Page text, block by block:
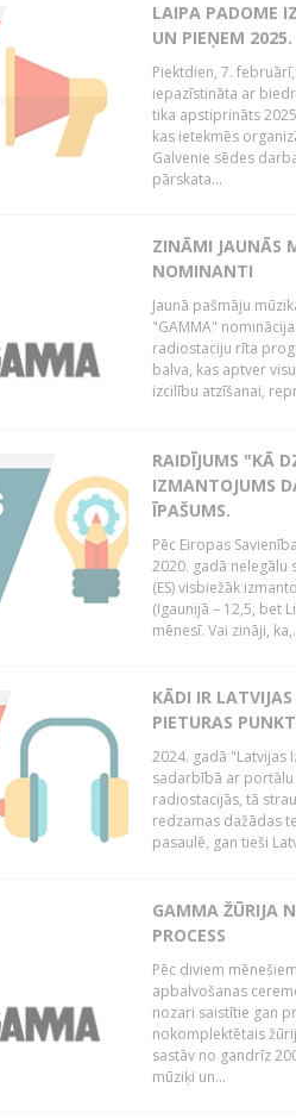
LAIPA PADOME
UN PIEŅEM
Piektdien, 7.
iepazīstināta ar
tika apstiprināts
kas ietekmēs
Galvenie sēdes
pārskata...
ZINĀMI JAUNĀS
NOMINANTI
Jaunā pašmāju
"GAMMA"
radiostaciju rīta
balva, kas aptver
izcilību atzīšanai,
RAIDĪJUMS "KĀ
IZMANTOJUMS
ĪPAŠUMS.
Pēc Eiropas
2020. gadā nelegālu
(ES) visbiežāk
(Igaunijā – 12,5, bet
mēnesī. Vai zināji,
KĀDI IR
PIETURAS
2024. gadā "Latvijas
sadarbībā ar portālu
radiostacijās, tā
redzamas dažādas
pasaulē, gan tieši
GAMMA ŽŪRIJA
PROCESS
Pēc diviem
apbalvošanas
nozari saistītie gan
nokomplektētais
sastāv no gandrīz
mūziķi un...